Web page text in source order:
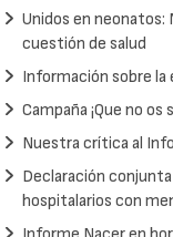
Unidos en neonatos:
cuestión de salud
Información sobre la
Campaña ¡Que no os
Nuestra crítica al
Declaración
hospitalarios con